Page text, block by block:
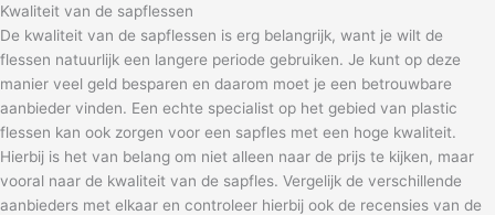
Kwaliteit van de sapflessen
De kwaliteit van de sapflessen is erg belangrijk, want je wilt de
flessen natuurlijk een langere periode gebruiken. Je kunt op deze
manier veel geld besparen en daarom moet je een betrouwbare
aanbieder vinden. Een echte specialist op het gebied van plastic
flessen kan ook zorgen voor een sapfles met een hoge kwaliteit.
Hierbij is het van belang om niet alleen naar de prijs te kijken, maar
vooral naar de kwaliteit van de sapfles. Vergelijk de verschillende
aanbieders met elkaar en controleer hierbij ook de recensies van de